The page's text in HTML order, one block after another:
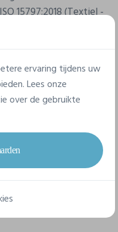
15797:2018 (Textiel -
voor het testen
wassen -
zichtbaarheid PBM-
Gemaakt van
ervaring tijdens uw
Lees onze
over de gebruikte